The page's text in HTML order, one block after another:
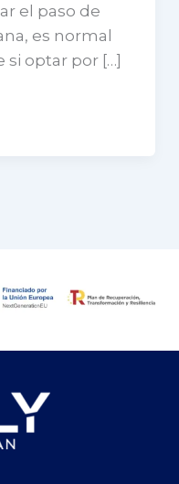
el paso de
es normal
si optar por […]